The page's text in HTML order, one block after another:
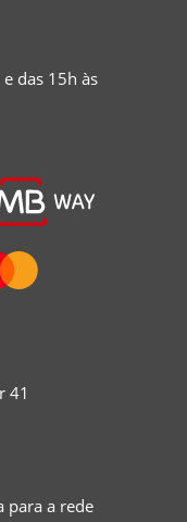
das 15h às
41
para a rede